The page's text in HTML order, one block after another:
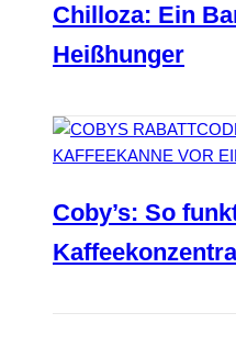
Chilloza: Ein
Heißhunger
Coby’s: So